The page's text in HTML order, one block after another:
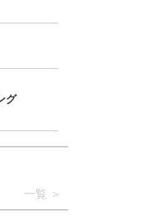
グ
一覧